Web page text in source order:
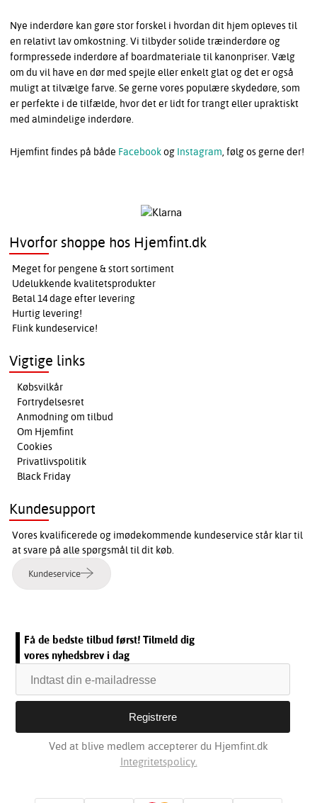
Nye inderdøre kan gøre stor forskel i hvordan dit hjem opleves til
en relativt lav omkostning. Vi tilbyder solide træinderdøre og
formpressede inderdøre af boardmateriale til kanonpriser. Vælg
om du vil have en dør med spejle eller enkelt glat og det er også
muligt at tilvælge farve. Se gerne vores populære skydedøre, som
er perfekte i de tilfælde, hvor det er lidt for trangt eller upraktiskt
med almindelige inderdøre.
Hjemfint findes på både Facebookog Instagram, følg os gerne der!
Hvorfor shoppe hos Hjemfint.dk
Meget for pengene & stort sortiment
Udelukkende kvalitetsprodukter
Betal 14 dage efter levering
Hurtig levering!
Flink kundeservice!
Vigtige links
Købsvilkår
Fortrydelsesret
Anmodning om tilbud
Om Hjemfint
Cookies
Privatlivspolitik
Black Friday
Kundesupport
Vores kvalificerede og imødekommende kundeservice står klar til
at svare på alle spørgsmål til dit køb.
Kundeservice
Få de bedste tilbud først! Tilmeld dig
vores nyhedsbrev i dag
Ved at blive medlem accepterer du Hjemfint.dk
Integritetspolicy.